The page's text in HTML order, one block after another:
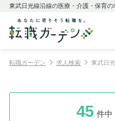
東武日光線沿線の医療・介護・保育
転職ガーデン 求人検索 東武日
45 件中